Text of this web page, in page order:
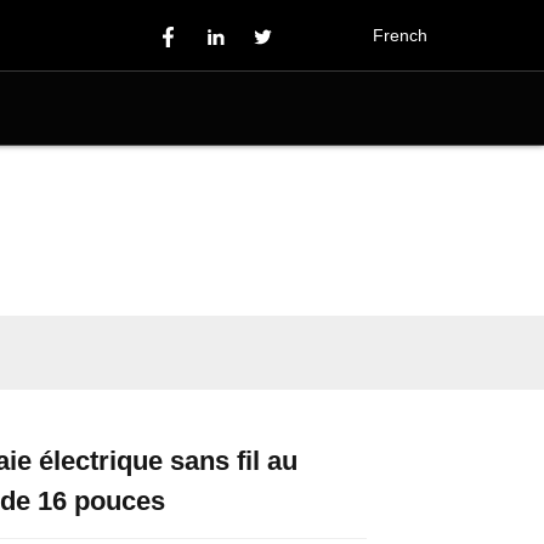
French
Loading...
Loading...
électrique sans fil au
16 pouces